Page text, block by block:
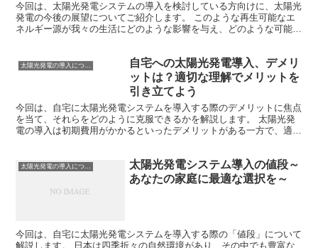
今回は、太陽光発電システムの導入を検討している方向けに、太陽光
発電の今後の展望についてご紹介します。 このような再生可能なエ
ネルギー源が我々の生活にどのような影響を与え、どのような可能性
太陽光発電の導入について
自宅への太陽光発電導入、デメリ
ットは？適切な理解でメリットを
引き立てよう
今回は、自宅に太陽光発電システムを導入する際のデメリットに焦点
を当て、それらをどのように克服できるかを解説します。 太陽光発
電の導入は初期費用がかかるといったデメリットがある一方で、適切
太陽光発電の導入について
太陽光発電システム導入の値段～
あなたの家庭に最適な選択を～
今回は、自宅に太陽光発電システムを導入する際の「値段」について
解説します。 日本は四季折々の自然環境があり、その中でも豊富な